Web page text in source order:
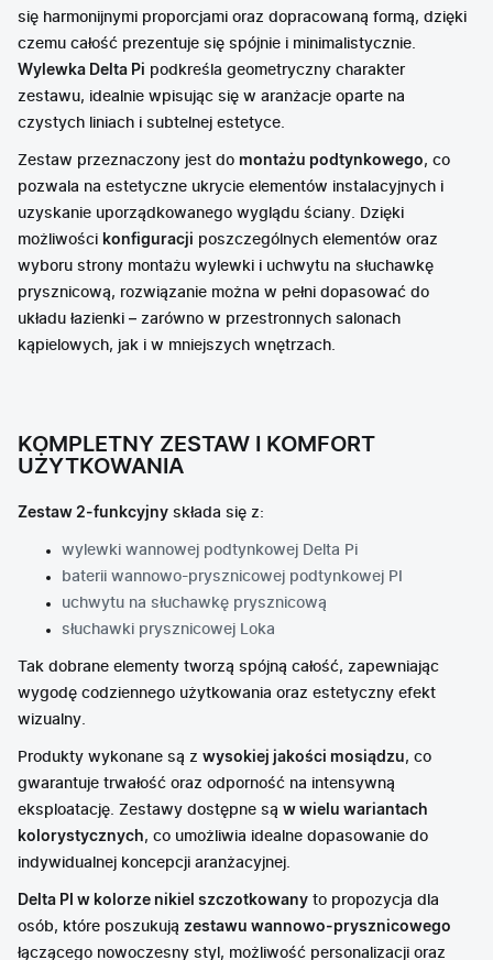
się harmonijnymi proporcjami oraz dopracowaną formą, dzięki
czemu całość prezentuje się spójnie i minimalistycznie.
Wylewka Delta Pi podkreśla geometryczny charakter
zestawu, idealnie wpisując się w aranżacje oparte na
czystych liniach i subtelnej estetyce.
Zestaw przeznaczony jest do montażu podtynkowego, co
pozwala na estetyczne ukrycie elementów instalacyjnych i
uzyskanie uporządkowanego wyglądu ściany. Dzięki
możliwości konfiguracji poszczególnych elementów oraz
wyboru strony montażu wylewki i uchwytu na słuchawkę
prysznicową, rozwiązanie można w pełni dopasować do
układu łazienki – zarówno w przestronnych salonach
kąpielowych, jak i w mniejszych wnętrzach.
KOMPLETNY ZESTAW I KOMFORT
UŻYTKOWANIA
Zestaw 2-funkcyjny składa się z:
wylewki wannowej podtynkowej Delta Pi
baterii wannowo-prysznicowej podtynkowej PI
uchwytu na słuchawkę prysznicową
słuchawki prysznicowej Loka
Tak dobrane elementy tworzą spójną całość, zapewniając
wygodę codziennego użytkowania oraz estetyczny efekt
wizualny.
Produkty wykonane są z wysokiej jakości mosiądzu, co
gwarantuje trwałość oraz odporność na intensywną
eksploatację. Zestawy dostępne są w wielu wariantach
kolorystycznych, co umożliwia idealne dopasowanie do
indywidualnej koncepcji aranżacyjnej.
Delta PI w kolorze nikiel szczotkowany to propozycja dla
osób, które poszukują zestawu wannowo-prysznicowego
łączącego nowoczesny styl, możliwość personalizacji oraz